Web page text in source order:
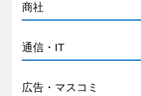
商社
通信・IT
広告・マスコミ